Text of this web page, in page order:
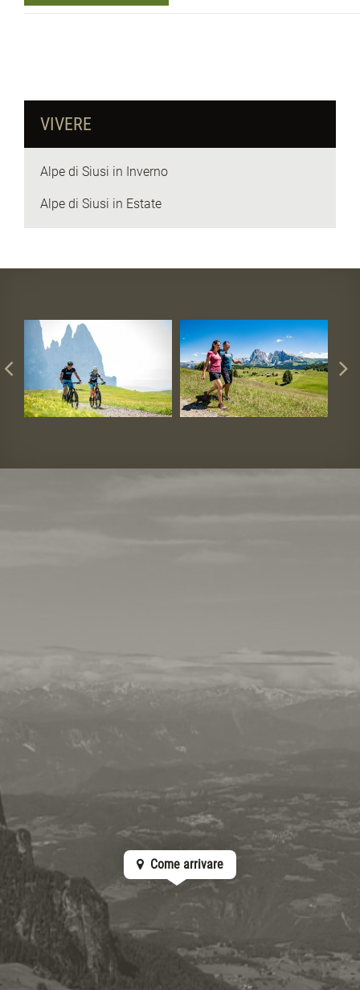
VIVERE
Alpe di Siusi in Inverno
Alpe di Siusi in Estate
Come arrivare